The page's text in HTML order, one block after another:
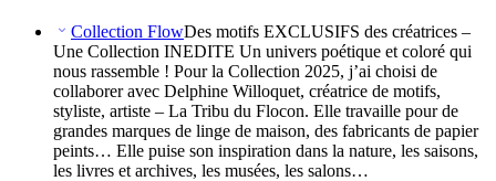
Collection FlowDes motifs EXCLUSIFS des créatrices –
Une Collection INEDITE Un univers poétique et coloré qui
nous rassemble ! Pour la Collection 2025, j’ai choisi de
collaborer avec Delphine Willoquet, créatrice de motifs,
styliste, artiste – La Tribu du Flocon. Elle travaille pour de
grandes marques de linge de maison, des fabricants de papier
peints… Elle puise son inspiration dans la nature, les saisons,
les livres et archives, les musées, les salons…